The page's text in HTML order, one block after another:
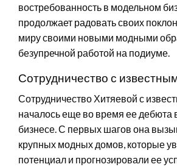
востребованность в модельном
продолжает радовать своих
миру своими новыми модными
безупречной работой на подиуме.
Сотрудничество с
Сотрудничество Хитяевой с
началось еще во время ее дебюта
бизнесе. С первых шагов она
крупных модных домов, которые
потенциал и прогнозировали ее